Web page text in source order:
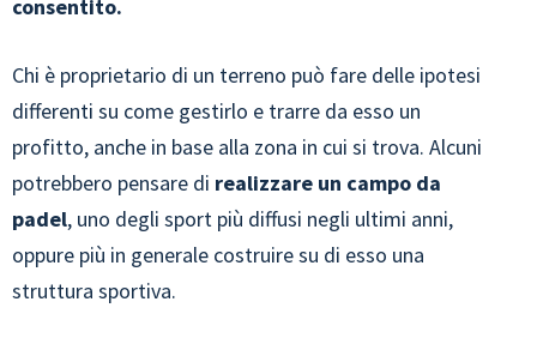
consentito.
Chi è proprietario di un terreno può fare delle ipotesi
differenti su come gestirlo e trarre da esso un
profitto, anche in base alla zona in cui si trova. Alcuni
potrebbero pensare di realizzare un campo da
padel, uno degli sport più diffusi negli ultimi anni,
oppure più in generale costruire su di esso una
struttura sportiva.